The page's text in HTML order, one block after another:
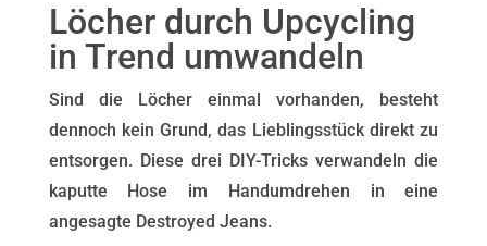
Löcher durch Upcycling
in Trend umwandeln
Sind die Löcher einmal vorhanden, besteht
dennoch kein Grund, das Lieblingsstück direkt zu
entsorgen. Diese drei DIY-Tricks verwandeln die
kaputte Hose im Handumdrehen in eine
angesagte Destroyed Jeans.